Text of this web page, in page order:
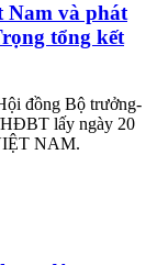
Nam và phát
tổng kết
đồng Bộ trưởng-
HĐBT lấy ngày 20
NAM.